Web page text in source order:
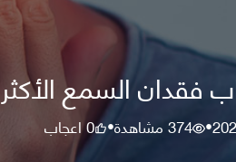
فقدان السمع
•
374مشاهدة•
0اعجاب